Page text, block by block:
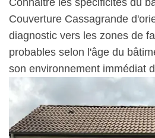
Connaitre les spécificités du
Couverture Cassagrande
diagnostic vers les zones de
probables selon l'âge du
son environnement immédiat